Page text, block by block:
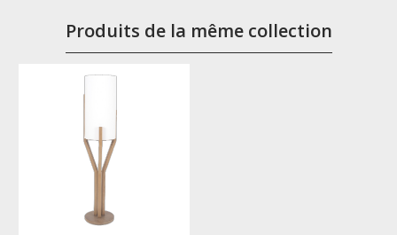
Produits de la même collection